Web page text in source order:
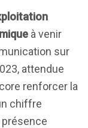
à venir
sur
attendue
renforcer la
chiffre
présence